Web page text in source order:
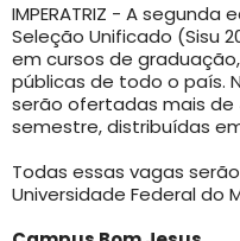
IMPERATRIZ - A
Seleção Unificado (Sisu
em cursos de
públicas de todo o país.
serão ofertadas mais de
semestre, distribuídas
Todas essas vagas
Universidade Federal do